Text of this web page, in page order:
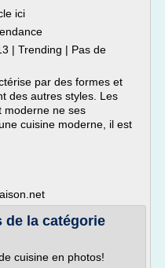
ici
| Trending | Pas de
par des formes et
des autres styles. Les
moderne ne ses
cuisine moderne, il est
de la catégorie
cuisine en photos!